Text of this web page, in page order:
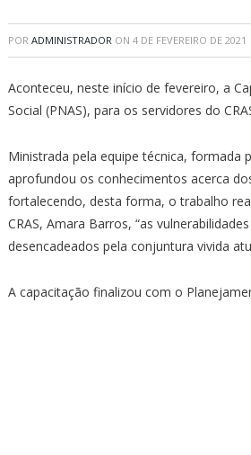
POR ADMINISTRADOR ON 4 DE FEVEREIRO DE 2021
Aconteceu, neste início de fevereiro, a
Social (PNAS), para os servidores do
Ministrada pela equipe técnica, formada
aprofundou os conhecimentos acerca
fortalecendo, desta forma, o trabalho
CRAS, Amara Barros, “as
desencadeados pela conjuntura vivida
A capacitação finalizou com o